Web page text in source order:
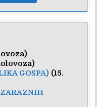
GOSPA) (15.